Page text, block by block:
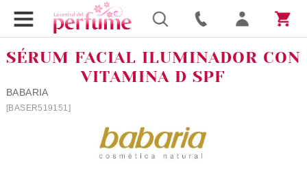
SÉRUM FACIAL ILUMINADOR CON
VITAMINA D SPF
BABARIA
[BASER519151]